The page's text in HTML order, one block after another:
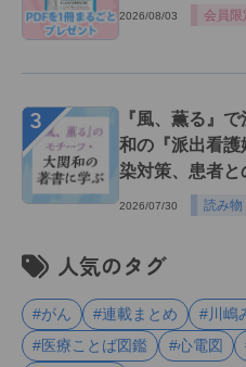
2026/08/03 会員限
３
『風、薫る』
和の『派出看
染対策、患者と
2026/07/30 読み物
人気のタグ
#がん #連載まとめ #川嶋
#医療ことば図鑑
#心電図